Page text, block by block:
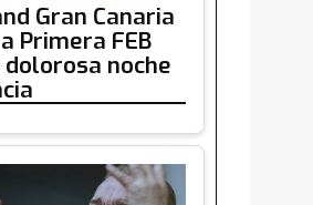
Gran Canaria
Primera FEB
noche